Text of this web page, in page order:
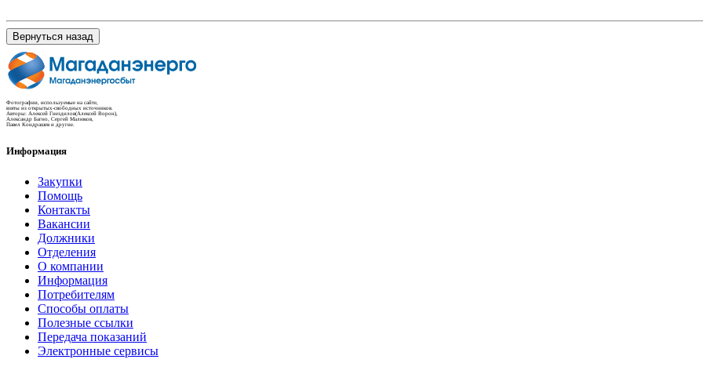
Вернуться назад
Фотографии, используемые на сайте,
взяты из открытых-свободных источников.
Авторы: Алексей Гнездилов(Алексей Ворон),
Александр Багно, Сергей Малюков,
Павел Кондрашев и другие.
Информация
Закупки
Помощь
Контакты
Вакансии
Должники
Отделения
О компании
Информация
Потребителям
Способы оплаты
Полезные ссылки
Передача показаний
Электронные сервисы